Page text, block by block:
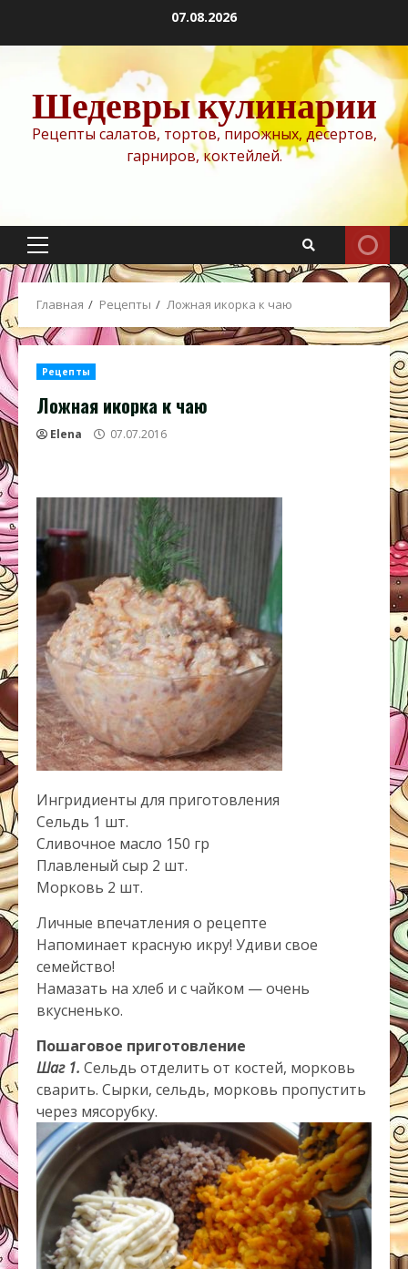
содержимому
07.08.2026
Шедевры кулинарии
Рецепты салатов, тортов, пирожных, десертов,
гарниров, коктейлей.
Основное
меню
Главная Рецепты Ложная икорка к чаю
Рецепты
Ложная икорка к чаю
Elena 07.07.2016
Ингридиенты для приготовления
Сельдь 1 шт.
Сливочное масло 150 гр
Плавленый сыр 2 шт.
Морковь 2 шт.
Личные впечатления о рецепте
Напоминает красную икру! Удиви свое
семейство!
Намазать на хлеб и с чайком — очень
вкусненько.
Пошаговое приготовление
Шаг 1. Сельдь отделить от костей, морковь
сварить. Сырки, сельдь, морковь пропустить
через мясорубку.